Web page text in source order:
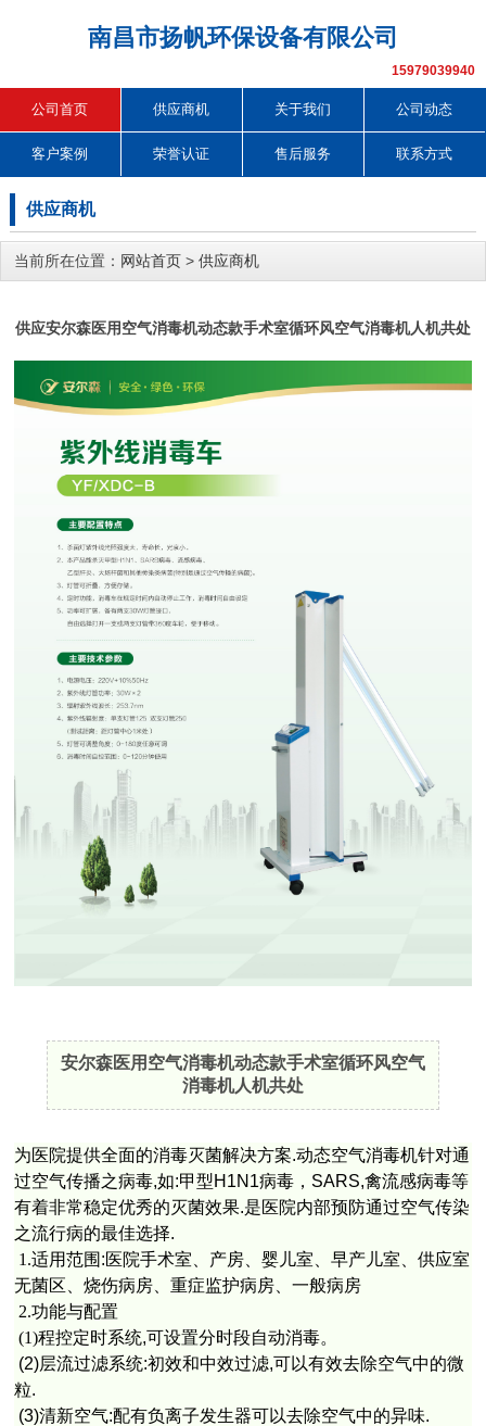
南昌市扬帆环保设备有限公司
15979039940
公司首页 供应商机 关于我们 公司动态
客户案例 荣誉认证 售后服务 联系方式
供应商机
当前所在位置： 网站首页 > 供应商机
供应安尔森医用空气消毒机动态款手术室循环风空气消毒机人机共处
安尔森医用空气消毒机动态款手术室循环风空气
消毒机人机共处
为医院提供全面的消毒灭菌解决方案.动态空气消毒机针对通
过空气传播之病毒,如:甲型H1N1病毒， SARS,禽流感病毒等
有着非常稳定优秀的灭菌效果.是医院内部预防通过空气传染
之流行病的最佳选择.
1.适用范围 :医院手术室、产房、婴儿室、早产儿室、供应室
无菌区、烧伤病房、重症监护病房、一般病房
2.功能与配置
(1)程控定时系统,可设置分时段自动消毒。
(2)层流过滤系统:初效和中效过滤,可以有效去除空气中的微
粒.
(3)清新空气:配有负离子发生器可以去除空气中的异味.